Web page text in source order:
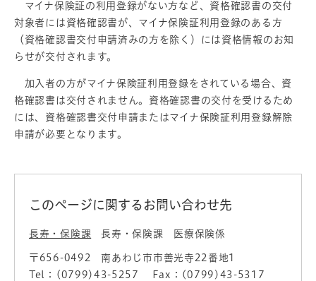
マイナ保険証の利用登録がない方など、資格確認書の交付
対象者には資格確認書が、マイナ保険証利用登録のある方
（資格確認書交付申請済みの方を除く）には資格情報のお知
らせが交付されます。
加入者の方がマイナ保険証利用登録をされている場合、資
格確認書は交付されません。資格確認書の交付を受けるため
には、資格確認書交付申請またはマイナ保険証利用登録解除
申請が必要となります。
このページに関するお問い合わせ先
長寿・保険課 長寿・保険課 医療保険係
〒656-0492
南あわじ市市善光寺22番地1
Tel：(0799)43-5257
Fax：(0799)43-5317